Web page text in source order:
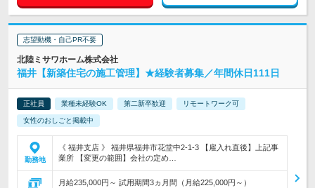
志望動機・自己PR不要
北陸ミサワホーム株式会社
福井【新築住宅の施工管理】★経験者募集／年間休日111日
正社員 業種未経験OK 第二新卒歓迎 リモートワーク可
女性のおしごと掲載中
勤務地
《 福井支店 》 福井県福井市花堂中2-1-3 【雇入れ直後】上記事
業所 【変更の範囲】会社の定め…
月給235,000円～ 試用期間3ヵ月間（月給225,000円～）